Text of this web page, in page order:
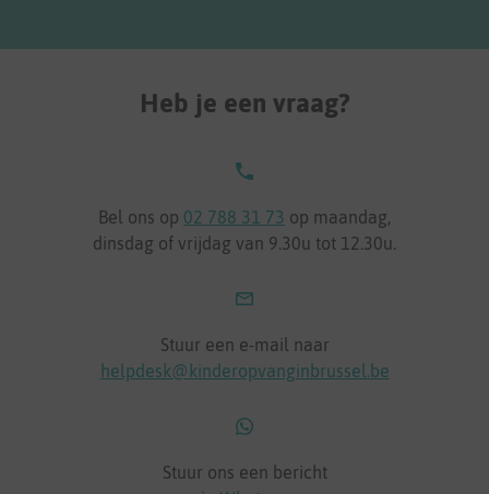
Heb je een vraag?
Bel ons op 02 788 31 73 op maandag,
dinsdag of vrijdag van 9.30u tot 12.30u.
Stuur een e-mail naar
helpdesk@kinderopvanginbrussel.be
Stuur ons een bericht